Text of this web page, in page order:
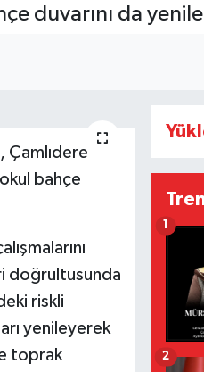
duvarını da
Çamlıdere
bahçe
doğrultusunda
riskli
yenileyerek
toprak
1
2